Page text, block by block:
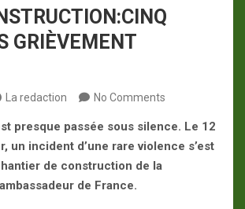
GRIÈVEMENT
La redaction No Comments
presque passée sous silence. Le 12
un incident d’une rare violence s’est
de construction de la
de France.